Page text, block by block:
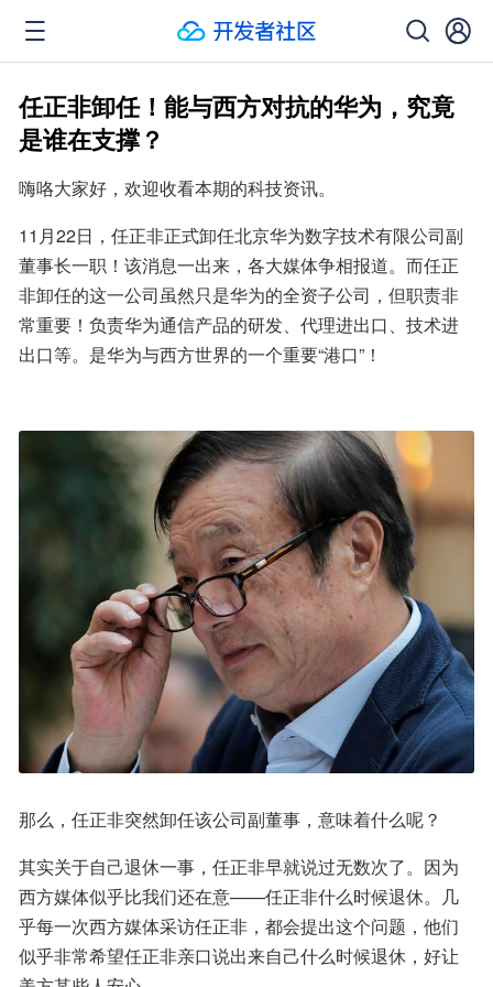
任正非卸任！能与西方对抗的华为，究竟
是谁在支撑？
嗨咯大家好，欢迎收看本期的科技资讯。
11月22日，任正非正式卸任北京华为数字技术有限公司副
董事长一职！该消息一出来，各大媒体争相报道。而任正
非卸任的这一公司虽然只是华为的全资子公司，但职责非
常重要！负责华为通信产品的研发、代理进出口、技术进
出口等。是华为与西方世界的一个重要“港口”！
那么，任正非突然卸任该公司副董事，意味着什么呢？
其实关于自己退休一事，任正非早就说过无数次了。因为
西方媒体似乎比我们还在意——任正非什么时候退休。几
乎每一次西方媒体采访任正非，都会提出这个问题，他们
似乎非常希望任正非亲口说出来自己什么时候退休，好让